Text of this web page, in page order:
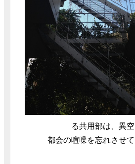
る共用部は、異空
都会の喧噪を忘れさせて